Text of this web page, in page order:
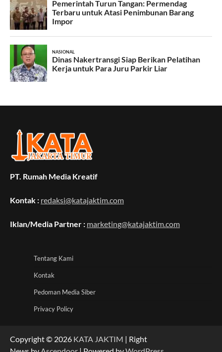
PT. Rumah Media Kreatif
Kontak : redaksi@katajaktim.com
Iklan/Media Partner : marketing@katajaktim.com
Tentang Kami
Kontak
Pedoman Media Siber
Privacy Policy
Copyright © 2026 KATA JAKTIM | Right